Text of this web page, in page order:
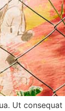
Ut consequat